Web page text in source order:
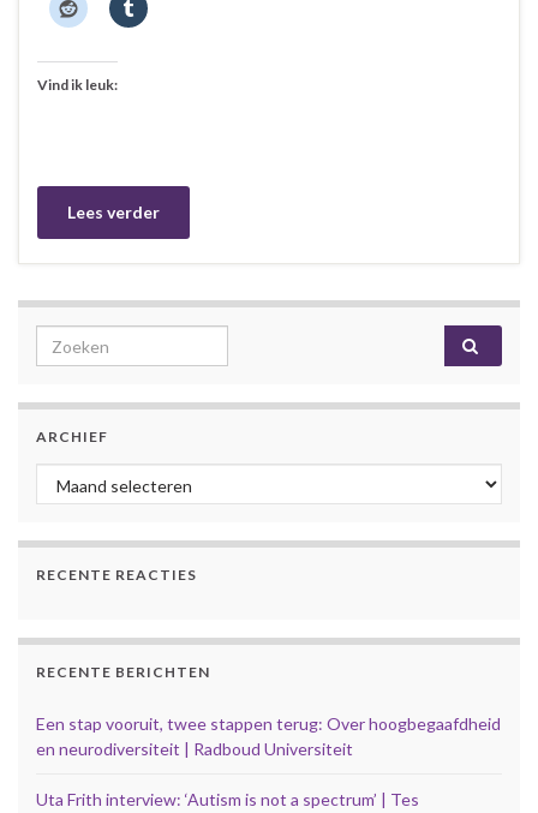
Vind ik leuk:
Lees verder
Search for:
ARCHIEF
Archief
RECENTE REACTIES
RECENTE BERICHTEN
Een stap vooruit, twee stappen terug: Over hoogbegaafdheid
en neurodiversiteit | Radboud Universiteit
Uta Frith interview: ‘Autism is not a spectrum’ | Tes